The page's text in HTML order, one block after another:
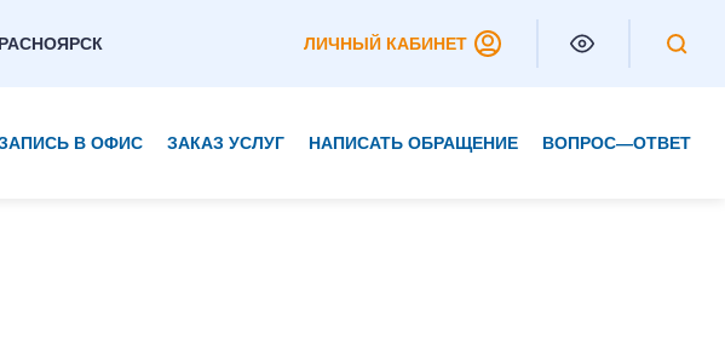
ЛИЧНЫЙ КАБИНЕТ
В ОФИС ЗАКАЗ УСЛУГ НАПИСАТЬ ОБРАЩЕНИЕ ВОПРОС—ОТВЕТ